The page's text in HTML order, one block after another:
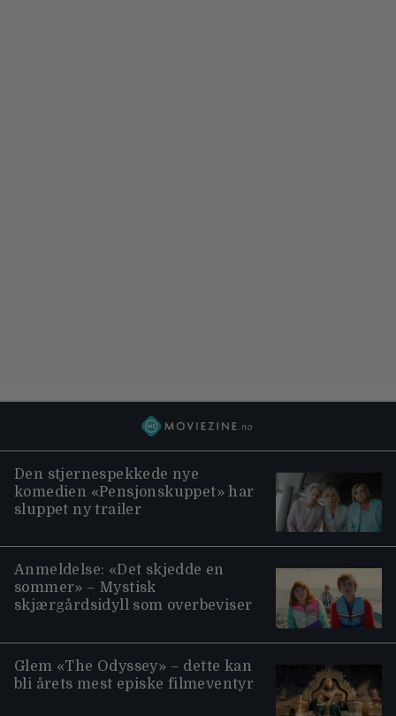
Den stjernespekkede nye
komedien «Pensjonskuppet» har
sluppet ny trailer
Anmeldelse: «Det skjedde en
sommer» – Mystisk
skjærgårdsidyll som overbeviser
Glem «The Odyssey» – dette kan
bli årets mest episke filmeventyr